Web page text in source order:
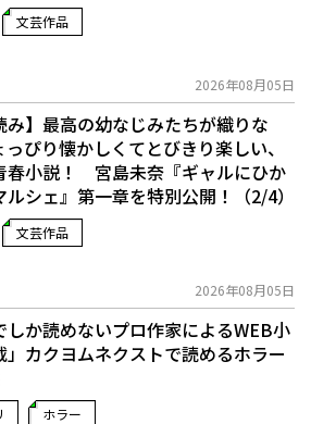
文芸作品
2026年08月05日
み】最高の幼なじみたちが織りな
っぴり懐かしくてとびきり楽しい、
春小説！ 宮島未奈『ギャルにひか
ルシェ』第一章を特別公開！（2/4）
文芸作品
2026年08月05日
しか読めないプロ作家によるWEB小
――カクヨムネクストで読めるホラー
ホラー